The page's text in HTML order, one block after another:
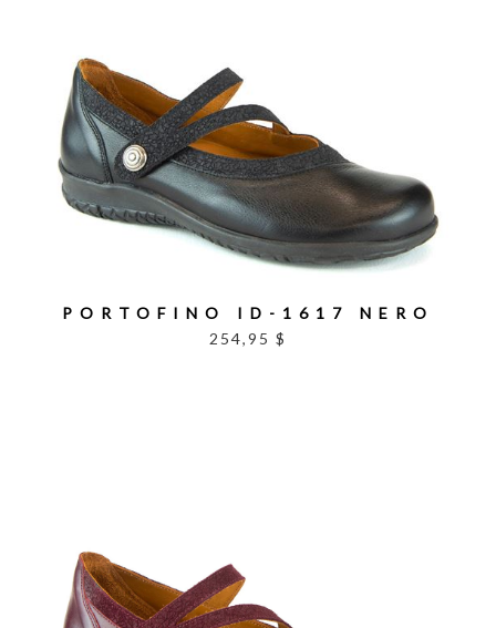
PORTOFINO ID-1617 NERO
254,95 $